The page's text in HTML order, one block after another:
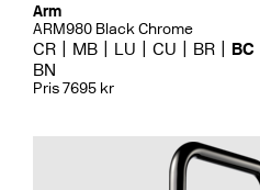
Arm
ARM980 Black Chrome
CR MB LU CU BR BC
BN
Pris 7695 kr